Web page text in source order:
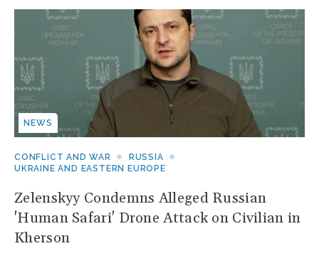
NEWS
CONFLICT AND WAR
RUSSIA
UKRAINE AND EASTERN EUROPE
Zelenskyy Condemns Alleged Russian
'Human Safari' Drone Attack on Civilian in
Kherson